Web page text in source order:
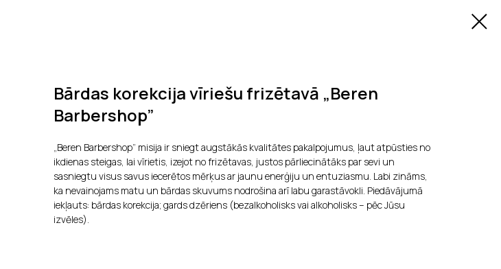
Bārdas korekcija vīriešu frizētavā „Beren
Barbershop”
„Beren Barbershop” misija ir sniegt augstākās kvalitātes pakalpojumus, ļaut atpūsties no
ikdienas steigas, lai vīrietis, izejot no frizētavas, justos pārliecinātāks par sevi un
sasniegtu visus savus iecerētos mērķus ar jaunu enerģiju un entuziasmu. Labi zināms,
ka nevainojams matu un bārdas skuvums nodrošina arī labu garastāvokli. Piedāvājumā
iekļauts: bārdas korekcija; gards dzēriens (bezalkoholisks vai alkoholisks – pēc Jūsu
izvēles).